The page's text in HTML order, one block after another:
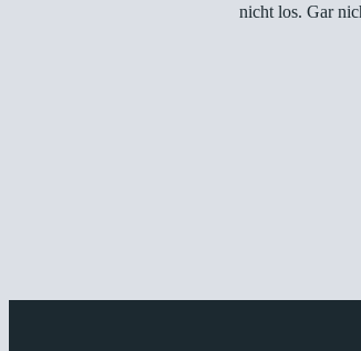
nicht los. Gar